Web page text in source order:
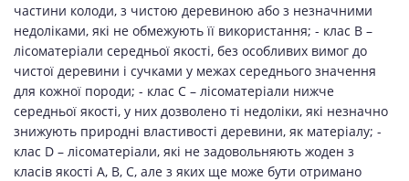
частини колоди, з чистою деревиною або з незначними
недоліками, які не обмежують її використання; - клас В –
лісоматеріали середньої якості, без особливих вимог до
чистої деревини і сучками у межах середнього значення
для кожної породи; - клас С – лісоматеріали нижче
середньої якості, у них дозволено ті недоліки, які незначно
знижують природні властивості деревини, як матеріалу; -
клас D – лісоматеріали, які не задовольняють жоден з
класів якості А, B, C, але з яких ще може бути отримано